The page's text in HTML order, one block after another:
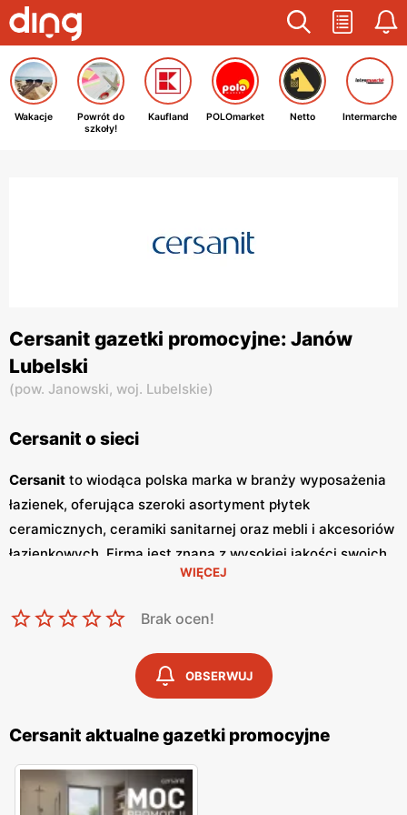
Wakacje
Powrót do
szkoły!
Kaufland POLOmarket Netto Intermarche
Cersanit gazetki promocyjne: Janów
Lubelski
(pow. Janowski, woj. Lubelskie)
Cersanit o sieci
Cersanit to wiodąca polska marka w branży wyposażenia
łazienek, oferująca szeroki asortyment płytek
ceramicznych, ceramiki sanitarnej oraz mebli i akcesoriów
łazienkowych. Firma jest znana z wysokiej jakości swoich
produktów oraz innowacyjnych rozwiązań, które łączą w
cenią sobieniskie cenyoraz częste
umożliwiają realizację stylowych i funkcjonalnych
Cersanitregularnie wydaje
, w których prezentowane są najnowsze oferty
specjalne, nowości produktowe oraz sezonowe
te są dostępne w punktach
sprzedaży oraz online, co umożliwia klientom bieżące
śledzenie
promocjii planowanie zakupów. Publikacje te
WIĘCEJ
Brak ocen!
OBSERWUJ
Cersanit aktualne gazetki promocyjne